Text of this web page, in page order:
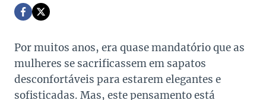
Por muitos anos, era quase mandatório que as
mulheres se sacrificassem em sapatos
desconfortáveis para estarem elegantes e
sofisticadas. Mas, este pensamento está